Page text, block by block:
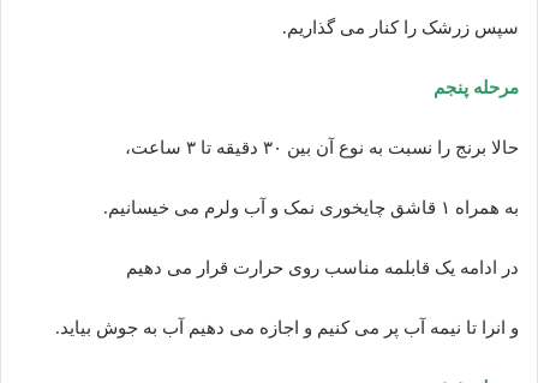
سپس زرشک را کنار می گذاریم.
مرحله پنجم
حالا برنج را نسبت به نوع آن بین ۳۰ دقیقه تا ۳ ساعت،
به همراه ۱ قاشق چایخوری نمک و آب ولرم می خیسانیم.
در ادامه یک قابلمه مناسب روی حرارت قرار می دهیم
و انرا تا نیمه آب پر می کنیم و اجازه می دهیم آب به جوش بیاید.